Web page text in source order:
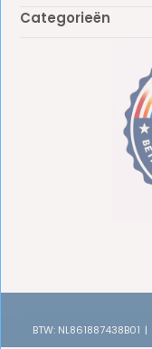
Categorieën
BTW: NL861887438B01